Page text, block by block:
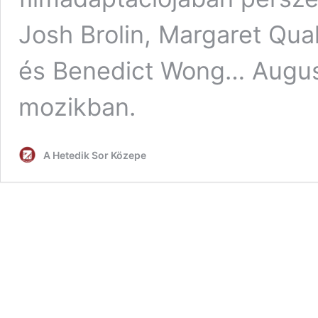
Josh Brolin, Margaret
és Benedict Wong…
mozikban.
A Hetedik Sor Közepe